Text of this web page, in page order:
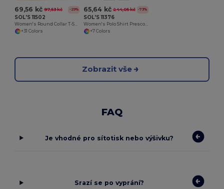
69,56 kč 97,53 kč -29%
SOL'S 11502
+31 Colors
65,64 kč 244,05 kč -73%
SOL'S 11376
+7 Colors
Zobrazit vše
FAQ
Je vhodné pro sítotisk nebo výšivku?
Srazí se po vyprání?